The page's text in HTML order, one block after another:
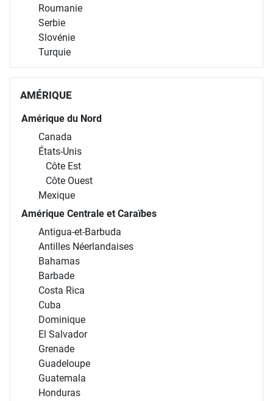
Roumanie
Serbie
Slovénie
Turquie
AMÉRIQUE
Amérique du Nord
Canada
États-Unis
Côte Est
Côte Ouest
Mexique
Amérique Centrale et Caraïbes
Antigua-et-Barbuda
Antilles Néerlandaises
Bahamas
Barbade
Costa Rica
Cuba
Dominique
El Salvador
Grenade
Guadeloupe
Guatemala
Honduras